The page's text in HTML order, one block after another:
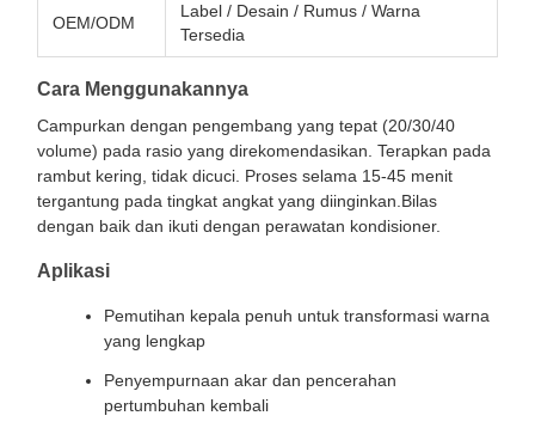
OEM/ODM
Label / Desain / Rumus / Warna
Tersedia
Cara Menggunakannya
Campurkan dengan pengembang yang tepat (20/30/40
volume) pada rasio yang direkomendasikan. Terapkan pada
rambut kering, tidak dicuci. Proses selama 15-45 menit
tergantung pada tingkat angkat yang diinginkan.Bilas
dengan baik dan ikuti dengan perawatan kondisioner.
Aplikasi
Pemutihan kepala penuh untuk transformasi warna
yang lengkap
Penyempurnaan akar dan pencerahan
pertumbuhan kembali